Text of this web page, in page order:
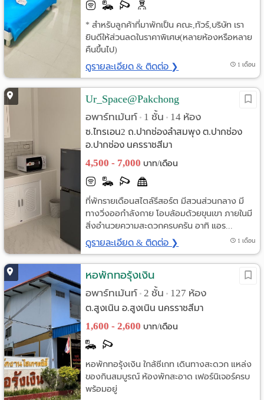
* สำหรับลูกค้าที่มาพักเป็น คณะ,ทัวร์,บริษัท เรา
ยินดีให้ส่วนลดในราคาพิเศษ(หลายห้องหรือหลาย
คืนขึ้นไป)
ดูรายละเอียด & ติดต่อ ❯ 1 เดือน
Ur_Space@Pakchong
อพาร์ทเม้นท์ • 1 ชั้น • 14 ห้อง
ซ.ไทรเอน2 ถ.ปากช่องลำสมพุง ต.ปากช่อง
อ.ปากช่อง นครราชสีมา
4,500 - 7,000 บาท/เดือน
ที่พักรายเดือนสไตล์รีสอร์ต มีสวนส่วนกลาง มี
ทางวิ่งออกำลังกาย โอบล้อมด้วยขุนเขา ภายในมี
สิ่งอำนวยความสะดวกครบครัน อาทิ แอร...
ดูรายละเอียด & ติดต่อ ❯ 1 เดือน
หอพักทอรุ้งเงิน
อพาร์ทเม้นท์ • 2 ชั้น • 127 ห้อง
ต.สูงเนิน อ.สูงเนิน นครราชสีมา
1,600 - 2,600 บาท/เดือน
หอพักทอรุ้งเงิน ใกล้ซีเกท เดินทางสะดวก แหล่ง
ของกินสมบูรณ์ ห้องพักสะอาด เฟอร์นิเจอร์ครบ
พร้อมอยู่